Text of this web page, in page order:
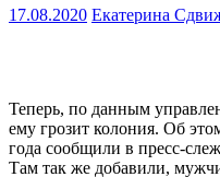
17.08.2020 Екатерина
Теперь, по данным
ему грозит колония. Об
года сообщили в пресс-
Там так же добавили,